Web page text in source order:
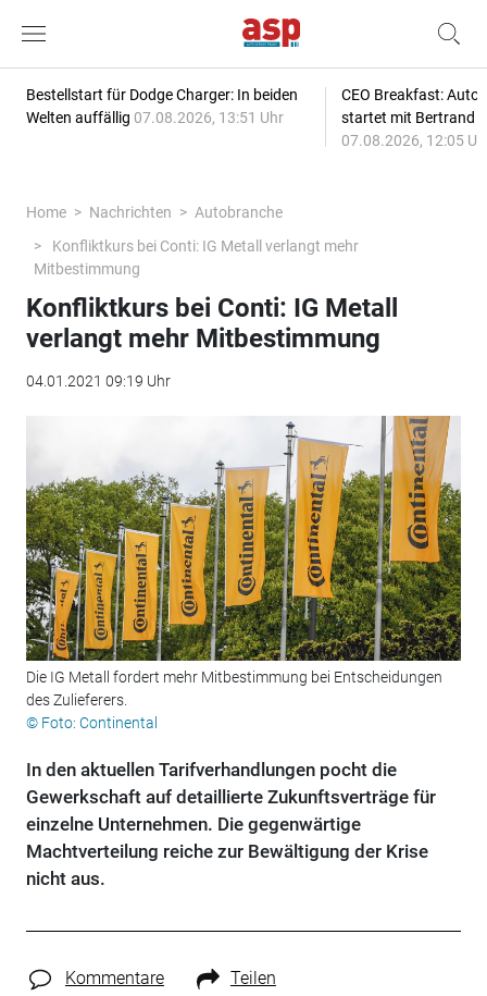
Bestellstart für Dodge Charger: In beiden
Welten auffällig 07.08.2026, 13:51 Uhr
CEO Breakfast:
startet mit Bertrand
07.08.2026, 12:05
Home Nachrichten
Autobranche
Konfliktkurs bei Conti: IG Metall verlangt mehr
Mitbestimmung
Konfliktkurs bei Conti: IG Metall
verlangt mehr Mitbestimmung
04.01.2021 09:19 Uhr
Die IG Metall fordert mehr Mitbestimmung bei Entscheidungen
des Zulieferers.
© Foto: Continental
In den aktuellen Tarifverhandlungen pocht die
Gewerkschaft auf detaillierte Zukunftsverträge für
einzelne Unternehmen. Die gegenwärtige
Machtverteilung reiche zur Bewältigung der Krise
nicht aus.
Kommentare Teilen